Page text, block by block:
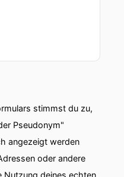
stimmst du zu,
Pseudonym"
angezeigt werden
oder andere
Nutzung deines echten